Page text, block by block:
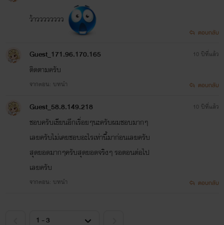
ว้าวววววววว
ตอบกลับ
Guest_171.96.170.165
ติดตามครับ
จากตอน: บทนำ
10 ปีที่แล้ว
ตอบกลับ
Guest_58.8.149.218
ชอบครับเขียนอีกเรื่อยๆนะครับผมชอบมากๆ
เลยครับไม่เคยชอบอะไรเท่านี้มาก่อนเลยครับ
สุดยอดมากๆครับสุดยอดจริงๆ รอตอนต่อไป
เลยครับ
จากตอน: บทนำ
10 ปีที่แล้ว
ตอบกลับ